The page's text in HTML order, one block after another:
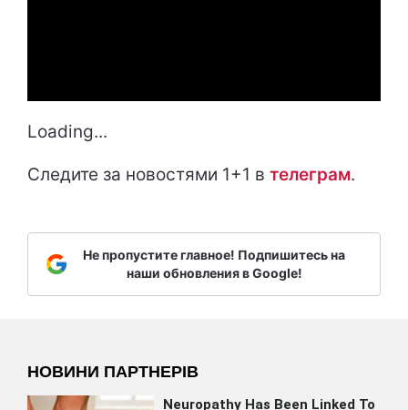
Loading...
Следите за новостями 1+1 в телеграм.
Не пропустите главное! Подпишитесь на
наши обновления в Google!